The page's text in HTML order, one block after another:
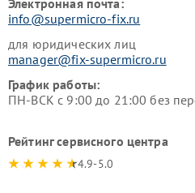
Электронная почта:
info@supermicro-fix.ru
для юридических лиц
manager@fix-supermicro.ru
График работы:
ПН-ВСК с 9:00 до 21:00 без
Рейтинг сервисного центра
4.9-5.0